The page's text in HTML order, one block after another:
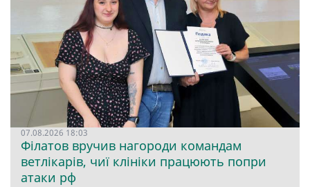
07.08.2026 18:03
Філатов вручив нагороди командам
ветлікарів, чиї клініки працюють попри
атаки рф